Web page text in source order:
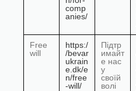
comp
anies/
Free
will
https:/
/bevar
ukrain
e.dk/e
n/free
-will/
Підтр
имайт
е нас
у
своїй
волі